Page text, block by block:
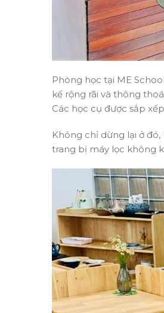
Phòng học tại ME
kế rộng rãi và thông
Các học cụ được sắp
Không chỉ dừng lại ở
trang bị máy lọc không